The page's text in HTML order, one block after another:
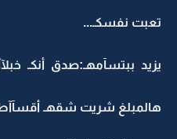
تعبت نفسكـ...
يزيد ببتسآمهـ:صدق أنكـ
هالمبلغ شريت شقهـ أقسآآط